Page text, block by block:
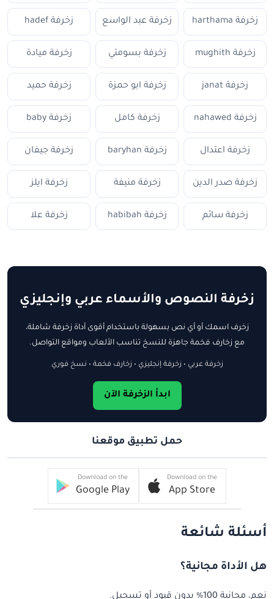
زخرفة harthama زخرفة عبد الواسع زخرفة hadef
زخرفة mughith زخرفة بسومتي زخرفة ميادة
زخرفة janat زخرفة ابو حمزة زخرفة حميد
زخرفة nahawed زخرفة كامل زخرفة baby
زخرفة اعتدال زخرفة baryhan زخرفة جيفان
زخرفة صدر الدين زخرفة منيفة زخرفة ايلز
زخرفة سائم زخرفة habibah زخرفة علا
زخرفة النصوص والأسماء عربي وإنجليزي
زخرف اسمك أو أي نص بسهولة باستخدام أقوى أداة زخرفة شاملة،
مع زخارف فخمة جاهزة للنسخ تناسب الألعاب ومواقع التواصل.
زخرفة عربي • زخرفة إنجليزي • زخارف فخمة • نسخ فوري
ابدأ الزخرفة الآن
حمل تطبيق موقعنا
Download on the
App Store
Download on the
Google Play
أسئلة شائعة
هل الأداة مجانية؟
نعم، مجانية 100% بدون قيود أو تسجيل.